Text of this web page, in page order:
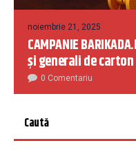
noiembrie 21, 2025
CAMPANIE
și generali de carton
0 Comentariu